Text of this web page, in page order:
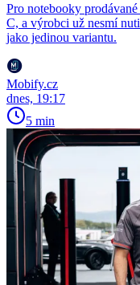
Pro notebooky
C, a výrobci už nesmí
jako jedinou variantu.
Mobify.cz
dnes, 19:17
5 min